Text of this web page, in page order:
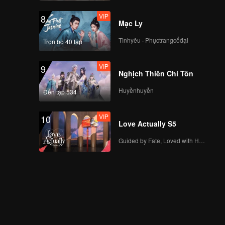
8
Trọn bộ 40 tập
VIP
Mạc Ly
Tìnhyêu · Phụctrangcổđại
9
Đến tập 534
VIP
Nghịch Thiên Chí Tôn
Huyềnhuyễn
10 VIP
Love Actually S5